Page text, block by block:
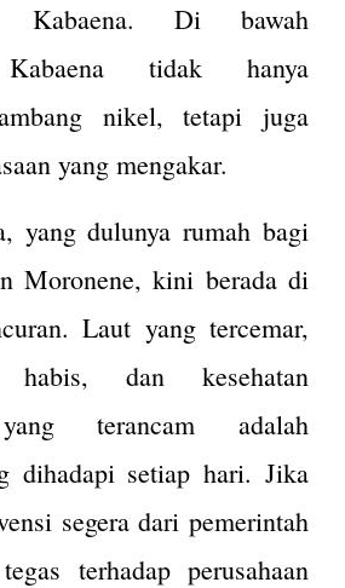
Kabaena. Di bawah
Kabaena tidak hanya
nikel, tetapi juga
yang mengakar.
yang dulunya rumah bagi
Moronene, kini berada di
Laut yang tercemar,
dan kesehatan
terancam adalah
dihadapi setiap hari. Jika
segera dari pemerintah
terhadap perusahaan